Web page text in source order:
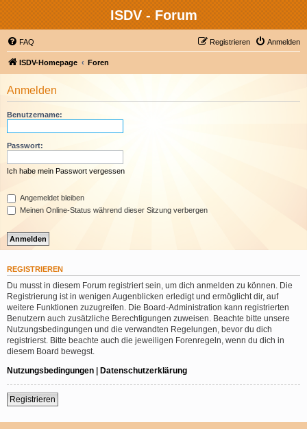
ISDV - Forum
FAQ Anmelden
Registrieren
ISDV-Homepage Foren
Anmelden
Benutzername:
Passwort:
Ich habe mein Passwort vergessen
Angemeldet bleiben
Meinen Online-Status während dieser Sitzung verbergen
REGISTRIEREN
Du musst in diesem Forum registriert sein, um dich anmelden zu können. Die
Registrierung ist in wenigen Augenblicken erledigt und ermöglicht dir, auf
weitere Funktionen zuzugreifen. Die Board-Administration kann registrierten
Benutzern auch zusätzliche Berechtigungen zuweisen. Beachte bitte unsere
Nutzungsbedingungen und die verwandten Regelungen, bevor du dich
registrierst. Bitte beachte auch die jeweiligen Forenregeln, wenn du dich in
diesem Board bewegst.
Nutzungsbedingungen | Datenschutzerklärung
Registrieren